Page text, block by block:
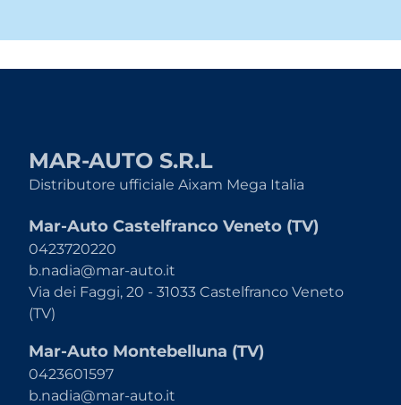
MAR-AUTO S.R.L
Distributore ufficiale Aixam Mega Italia
Mar-Auto Castelfranco Veneto (TV)
0423720220
b.nadia@mar-auto.it
Via dei Faggi, 20 - 31033 Castelfranco Veneto
(TV)
Mar-Auto Montebelluna (TV)
0423601597
b.nadia@mar-auto.it